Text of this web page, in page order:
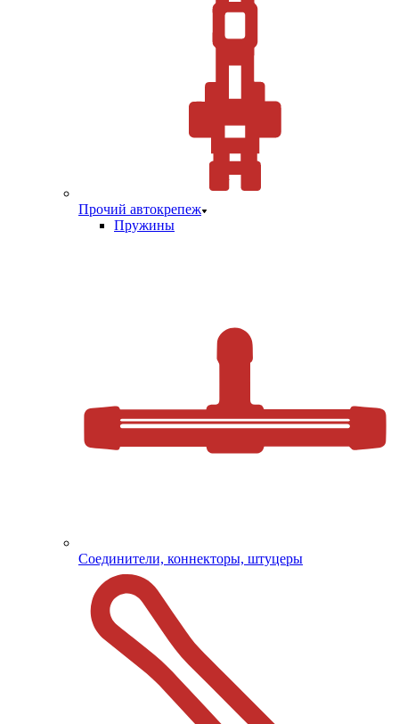
Прочий автокрепеж
Пружины
Соединители, коннекторы, штуцеры